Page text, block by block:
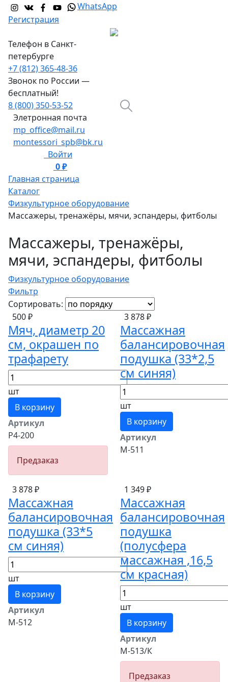
WhatsApp
Регистрация
Телефон в Санкт-
петербурге
+7 (812) 365-48-36
Звонок по России —
бесплатный!
8 (800) 350-53-52
Элетронная почта
mp_office@mail.ru
montessori_spb@bk.ru
Войти
0 ₽
Главная страница
Каталог
Физкультурное оборудование
Массажеры, тренажёры, мячи, эспандеры, фитболы
Массажеры, тренажёры,
мячи, эспандеры, фитболы
Физкультурное оборудование
Фильтр
Сортировать:
500 ₽
Мяч, диаметр 20
см, окрашен по
трафарету
шт
В корзину
Артикул
Р4-200
Предзаказ
3 878 ₽
Массажная
балансировочная
подушка (33*2,5
см синяя)
шт
В корзину
Артикул
М-511
3 878 ₽
Массажная
балансировочная
подушка (33*5
см синяя)
шт
В корзину
Артикул
М-512
1 349 ₽
Массажная
балансировочная
подушка
(полусфера
массажная ,16,5
см красная)
шт
В корзину
Артикул
М-513/К
Предзаказ